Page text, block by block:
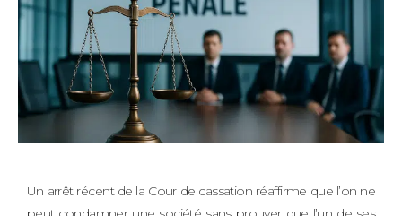
Un arrêt récent de la Cour de cassation réaffirme que l’on ne